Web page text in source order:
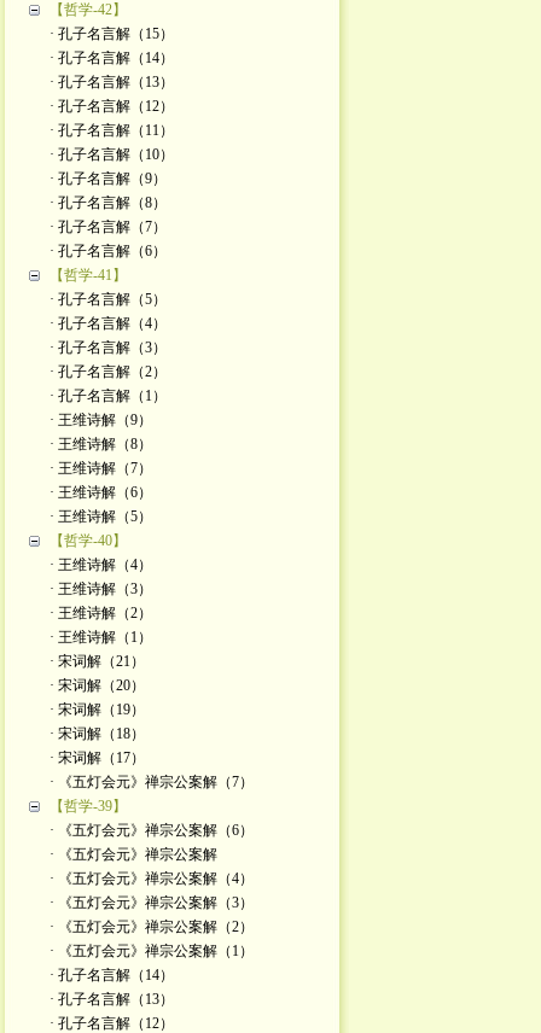
【哲学-42】
· 孔子名言解（15）
· 孔子名言解（14）
· 孔子名言解（13）
· 孔子名言解（12）
· 孔子名言解（11）
· 孔子名言解（10）
· 孔子名言解（9）
· 孔子名言解（8）
· 孔子名言解（7）
· 孔子名言解（6）
【哲学-41】
· 孔子名言解（5）
· 孔子名言解（4）
· 孔子名言解（3）
· 孔子名言解（2）
· 孔子名言解（1）
· 王维诗解（9）
· 王维诗解（8）
· 王维诗解（7）
· 王维诗解（6）
· 王维诗解（5）
【哲学-40】
· 王维诗解（4）
· 王维诗解（3）
· 王维诗解（2）
· 王维诗解（1）
· 宋词解（21）
· 宋词解（20）
· 宋词解（19）
· 宋词解（18）
· 宋词解（17）
· 《五灯会元》禅宗公案解（7）
【哲学-39】
· 《五灯会元》禅宗公案解（6）
· 《五灯会元》禅宗公案解
· 《五灯会元》禅宗公案解（4）
· 《五灯会元》禅宗公案解（3）
· 《五灯会元》禅宗公案解（2）
· 《五灯会元》禅宗公案解（1）
· 孔子名言解（14）
· 孔子名言解（13）
· 孔子名言解（12）